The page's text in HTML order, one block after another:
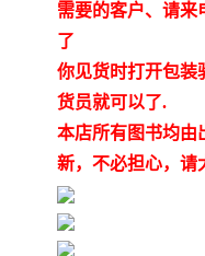
需要的客户、请来
了
你见货时打开包装
货员就可以了.
本店所有图书均由
新，不必担心，请